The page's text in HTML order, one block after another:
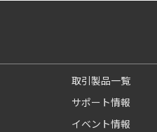
取引製品一覧
サポート情報
イベント情報